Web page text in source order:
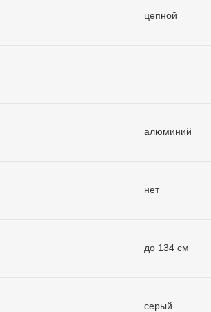
цепной
алюминий
нет
до 134 см
серый